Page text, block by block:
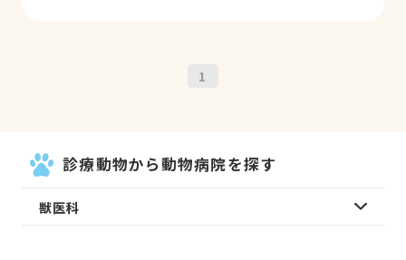
1
診療動物から動物病院を探す
獣医科